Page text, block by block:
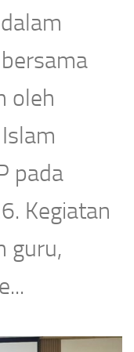
oleh
pada
Kegiatan
guru,